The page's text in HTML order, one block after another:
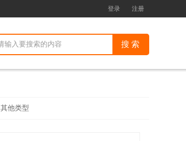
登录 注册
其他类型